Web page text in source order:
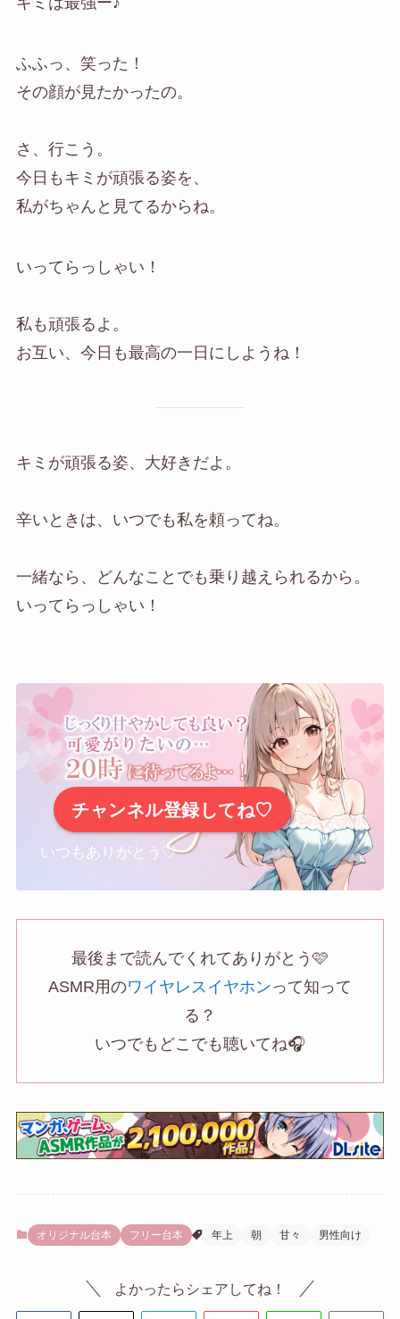
ふふっ、笑った！
その顔が見たかったの。
さ、行こう。
今日もキミが頑張る姿を、
私がちゃんと見てるからね。
いってらっしゃい！
私も頑張るよ。
お互い、今日も最高の一日にしようね！
キミが頑張る姿、大好きだよ。
辛いときは、いつでも私を頼ってね。
一緒なら、どんなことでも乗り越えられるから。
いってらっしゃい！
チャンネル登録してね♡
いつもありがとう♡
最後まで読んでくれてありがとう🩷
ASMR用のワイヤレスイヤホンって知って
る？
いつでもどこでも聴いてね🎧
オリジナル台本 フリー台本 年上 朝 甘々 男性向け
よかったらシェアしてね！